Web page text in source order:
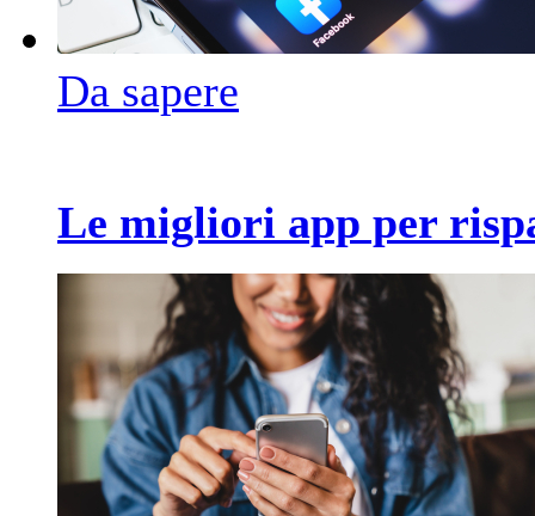
Da sapere
Le migliori app per